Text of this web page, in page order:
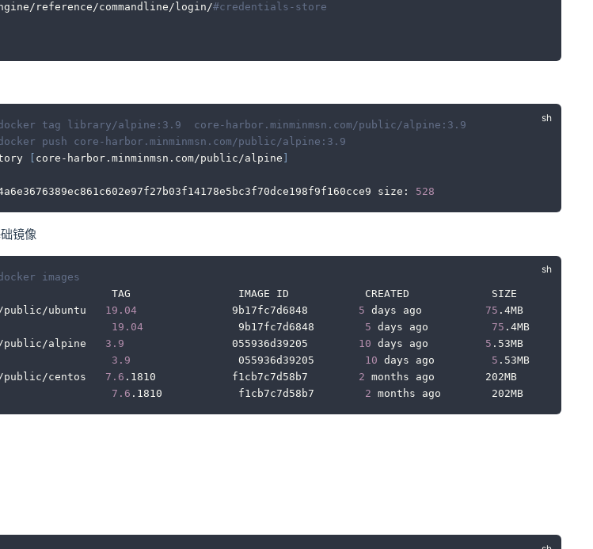
reference/commandline/login/#credentials-store
tag library/alpine:3.9  core-harbor.minminmsn.com/public/alpine:3.9
push core-harbor.minminmsn.com/public/alpine:3.9
core-harbor.minminmsn.com/public/alpine
size: 528
镜像
images
TAG                 IMAGE ID            CREATED             SIZE
public/ubuntu 19.04
               9b17fc7d6848
5 days ago 75 .4MB
19.04
               9b17fc7d6848
5 days ago 75 .4MB
public/alpine 3.9
                 055936d39205
10 days ago 5 .53MB
3.9
                 055936d39205
10 days ago 5 .53MB
public/centos 7.6 .1810            f1cb7c7d58b7 2 months ago        202MB
7.6 .1810            f1cb7c7d58b7 2 months ago        202MB